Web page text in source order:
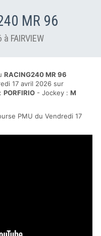
MR 96
FAIRVIEW
RACING240 MR 96
17 avril 2026 sur
PORFIRIO - Jockey : M
PMU du Vendredi 17